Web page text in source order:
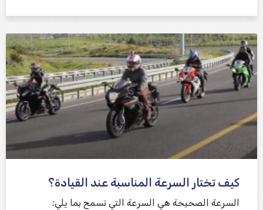
كيف تختار السرعة المناسبة عند القيادة؟
السرعة الصحيحة هي السرعة التي تسمح بما يلي: